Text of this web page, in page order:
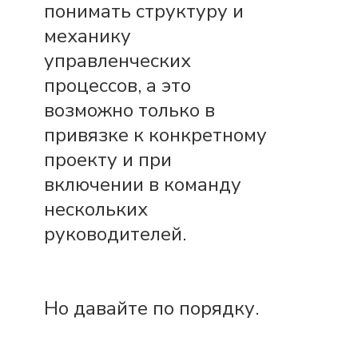
понимать структуру и
механику
управленческих
процессов, а это
возможно только в
привязке к конкретному
проекту и при
включении в команду
нескольких
руководителей.
Но давайте по порядку.